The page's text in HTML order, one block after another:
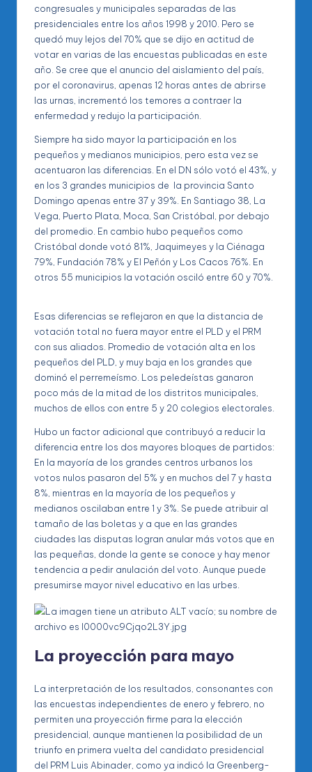
congresuales y municipales separadas de las
presidenciales entre los años 1998 y 2010. Pero se
quedó muy lejos del 70% que se dijo en actitud de
votar en varias de las encuestas publicadas en este
año. Se cree que el anuncio del aislamiento del país,
por el coronavirus, apenas 12 horas antes de abrirse
las urnas, incrementó los temores a contraer la
enfermedad y redujo la participación.
Siempre ha sido mayor la participación en los
pequeños y medianos municipios, pero esta vez se
acentuaron las diferencias. En el DN sólo votó el 43%, y
en los 3 grandes municipios de la provincia Santo
Domingo apenas entre 37 y 39%. En Santiago 38, La
Vega, Puerto Plata, Moca, San Cristóbal, por debajo
del promedio. En cambio hubo pequeños como
Cristóbal donde votó 81%, Jaquimeyes y la Ciénaga
79%, Fundación 78% y El Peñón y Los Cacos 76%. En
otros 55 municipios la votación osciló entre 60 y 70%.
Esas diferencias se reflejaron en que la distancia de
votación total no fuera mayor entre el PLD y el PRM
con sus aliados. Promedio de votación alta en los
pequeños del PLD, y muy baja en los grandes que
dominó el perremeísmo. Los peledeístas ganaron
poco más de la mitad de los distritos municipales,
muchos de ellos con entre 5 y 20 colegios electorales.
Hubo un factor adicional que contribuyó a reducir la
diferencia entre los dos mayores bloques de partidos:
En la mayoría de los grandes centros urbanos los
votos nulos pasaron del 5% y en muchos del 7 y hasta
8%, mientras en la mayoría de los pequeños y
medianos oscilaban entre 1 y 3%. Se puede atribuir al
tamaño de las boletas y a que en las grandes
ciudades las disputas logran anular más votos que en
las pequeñas, donde la gente se conoce y hay menor
tendencia a pedir anulación del voto. Aunque puede
presumirse mayor nivel educativo en las urbes.
La proyección para mayo
La interpretación de los resultados, consonantes con
las encuestas independientes de enero y febrero, no
permiten una proyección firme para la elección
presidencial, aunque mantienen la posibilidad de un
triunfo en primera vuelta del candidato presidencial
del PRM Luis Abinader, como ya indicó la Greenberg-